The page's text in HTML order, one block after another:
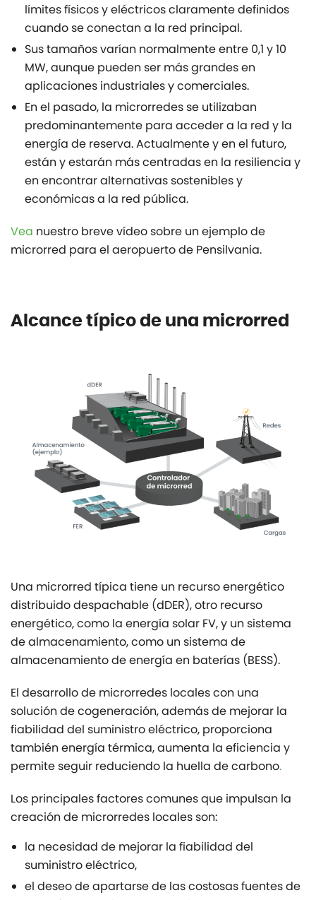
límites físicos y eléctricos claramente definidos
cuando se conectan a la red principal.
Sus tamaños varían normalmente entre 0,1 y 10
MW, aunque pueden ser más grandes en
aplicaciones industriales y comerciales.
En el pasado, la microrredes se utilizaban
predominantemente para acceder a la red y la
energía de reserva. Actualmente y en el futuro,
están y estarán más centradas en la resiliencia y
en encontrar alternativas sostenibles y
económicas a la red pública.
Vea nuestro breve vídeo sobre un ejemplo de
microrred para el aeropuerto de Pensilvania.
Alcance típico de una microrred
Una microrred típica tiene un recurso energético
distribuido despachable (dDER), otro recurso
energético, como la energía solar FV, y un sistema
de almacenamiento, como un sistema de
almacenamiento de energía en baterías (BESS).
El desarrollo de microrredes locales con una
solución de cogeneración, además de mejorar la
fiabilidad del suministro eléctrico, proporciona
también energía térmica, aumenta la eficiencia y
permite seguir reduciendo la huella de carbono.
Los principales factores comunes que impulsan la
creación de microrredes locales son:
la necesidad de mejorar la fiabilidad del
suministro eléctrico,
el deseo de apartarse de las costosas fuentes de